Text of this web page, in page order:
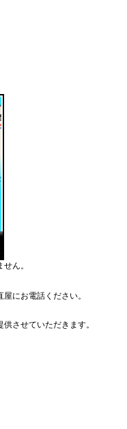
ん。
にお電話ください。
させていただきます。